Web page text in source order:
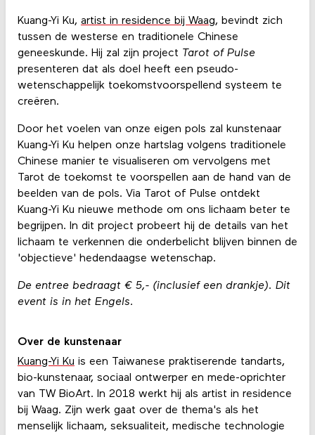
Kuang-Yi Ku, artist in residence bij Waag, bevindt zich
tussen de westerse en traditionele Chinese
geneeskunde. Hij zal zijn project Tarot of Pulse
presenteren dat als doel heeft een pseudo-
wetenschappelijk toekomstvoorspellend systeem te
creëren.
Door het voelen van onze eigen pols zal kunstenaar
Kuang-Yi Ku helpen onze hartslag volgens traditionele
Chinese manier te visualiseren om vervolgens met
Tarot de toekomst te voorspellen aan de hand van de
beelden van de pols. Via Tarot of Pulse ontdekt
Kuang-Yi Ku nieuwe methode om ons lichaam beter te
begrijpen. In dit project probeert hij de details van het
lichaam te verkennen die onderbelicht blijven binnen de
'objectieve' hedendaagse wetenschap.
De entree bedraagt € 5,- (inclusief een drankje). Dit
event is in het Engels.
Over de kunstenaar
Kuang-Yi Ku is een Taiwanese praktiserende tandarts,
bio-kunstenaar, sociaal ontwerper en mede-oprichter
van TW BioArt. In 2018 werkt hij als artist in residence
bij Waag. Zijn werk gaat over de thema's als het
menselijk lichaam, seksualiteit, medische technologie